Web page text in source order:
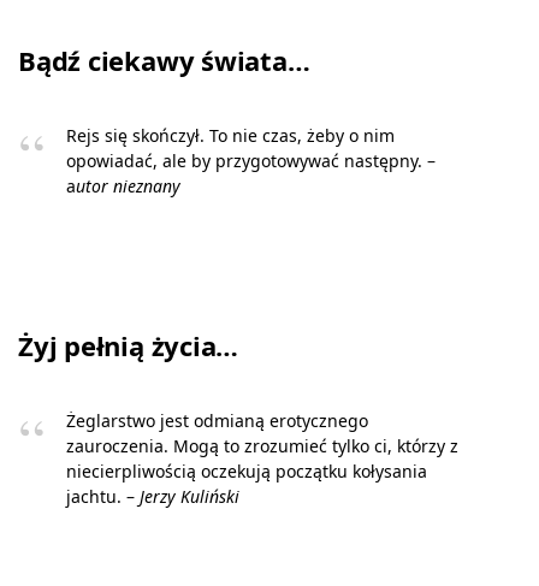
Bądź ciekawy świata…
Rejs się skończył. To nie czas, żeby o nim
opowiadać, ale by przygotowywać następny. –
autor nieznany
Żyj pełnią życia…
Żeglarstwo jest odmianą erotycznego
zauroczenia. Mogą to zrozumieć tylko ci, którzy z
niecierpliwością oczekują początku kołysania
jachtu. – Jerzy Kuliński